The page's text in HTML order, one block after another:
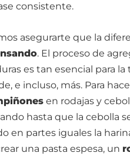
consistente.
asegurarte que la
. El proceso de
es tan esencial para
e incluso, más. Para
en rodajas y
hasta que la cebolla
en partes iguales la
una pasta espesa, un